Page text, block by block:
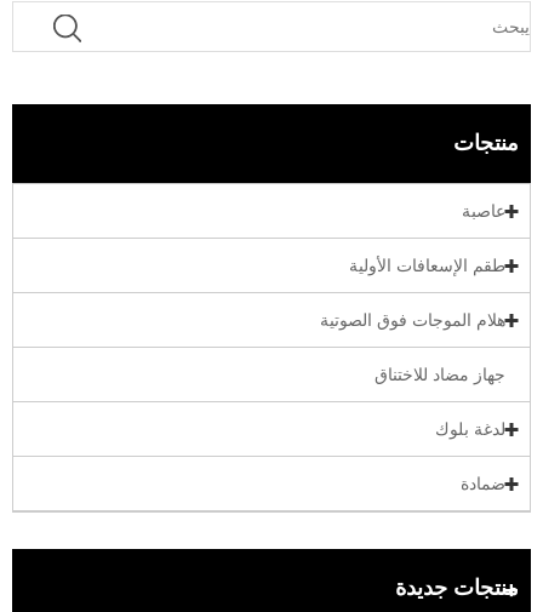
منتجات
عاصبة
طقم الإسعافات الأولية
هلام الموجات فوق الصوتية
جهاز مضاد للاختناق
لدغة بلوك
ضمادة
منتجات جديدة